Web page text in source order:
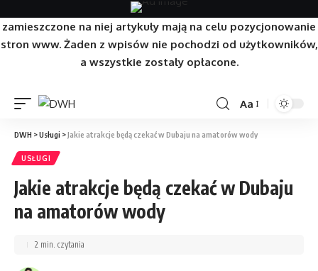
Strona/Blog w całości ma charakter reklamowy, a
zamieszczone na niej artykuły mają na celu pozycjonowanie
stron www. Żaden z wpisów nie pochodzi od użytkowników,
a wszystkie zostały opłacone.
Aa
DWH >Usługi >Jakie atrakcje będą czekać w Dubaju na amatorów wody
USŁUGI
Jakie atrakcje będą czekać w Dubaju
na amatorów wody
2 min. czytania